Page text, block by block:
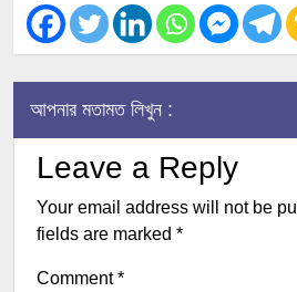
আপনার মতামত লিখুন :
Leave a Reply
Your email address will not be
fields are marked *
Comment*